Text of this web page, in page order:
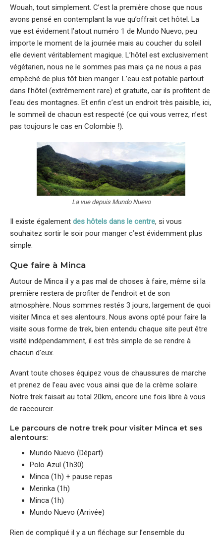
Wouah, tout simplement. C’est la première chose que nous
avons pensé en contemplant la vue qu’offrait cet hôtel. La
vue est évidement l’atout numéro 1 de Mundo Nuevo, peu
importe le moment de la journée mais au coucher du soleil
elle devient véritablement magique. L’hôtel est exclusivement
végétarien, nous ne le sommes pas mais ça ne nous a pas
empêché de plus tôt bien manger. L’eau est potable partout
dans l’hôtel (extrêmement rare) et gratuite, car ils profitent de
l’eau des montagnes. Et enfin c’est un endroit très paisible, ici,
le sommeil de chacun est respecté (ce qui vous verrez, n’est
pas toujours le cas en Colombie !).
La vue depuis Mundo Nuevo
Il existe également des hôtels dans le centre, si vous
souhaitez sortir le soir pour manger c’est évidemment plus
simple.
Que faire à Minca
Autour de Minca il y a pas mal de choses à faire, même si la
première restera de profiter de l’endroit et de son
atmosphère. Nous sommes restés 3 jours, largement de quoi
visiter Minca et ses alentours. Nous avons opté pour faire la
visite sous forme de trek, bien entendu chaque site peut être
visité indépendamment, il est très simple de se rendre à
chacun d’eux.
Avant toute choses équipez vous de chaussures de marche
et prenez de l’eau avec vous ainsi que de la crème solaire.
Notre trek faisait au total 20km, encore une fois libre à vous
de raccourcir.
Le parcours de notre trek pour visiter Minca et ses
alentours:
Mundo Nuevo (Départ)
Polo Azul (1h30)
Minca (1h) + pause repas
Merinka (1h)
Minca (1h)
Mundo Nuevo (Arrivée)
Rien de compliqué il y a un fléchage sur l’ensemble du